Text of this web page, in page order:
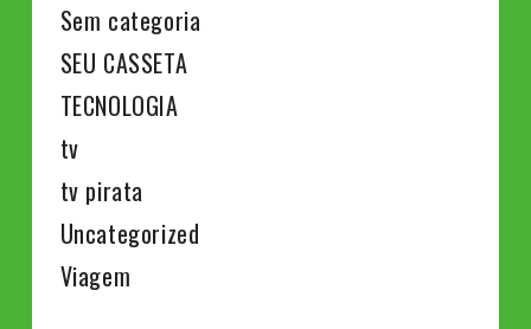
Sem categoria
SEU CASSETA
TECNOLOGIA
tv
tv pirata
Uncategorized
Viagem